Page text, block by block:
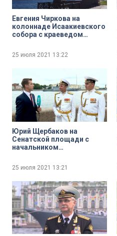
Евгения Чиркова на
колоннаде Исаакиевского
собора с краеведом
25 июля 2021 13:22
Юрий Щербаков на
Сенатской площади с
начальником
оркестра ВМФ имени Н. А.
Валентином Лященко и
начальником
Адмиралтейского
оркестра Ленинградской
военно-морской базы
Никитой Игнатовым
25 июля 2021 13:21